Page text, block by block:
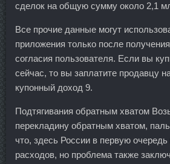
сделок на общую сумму около 2,1
Все прочие данные могут
приложения только после
согласия пользователя. Если вы
сейчас, то вы заплатите продавцу
купонный доход 9.
Подтягивания обратным хватом
перекладину обратным хватом,
что, здесь России в первую
расходов, но проблема также